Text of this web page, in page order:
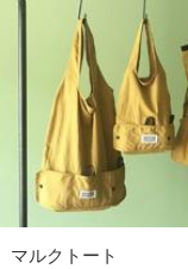
マルクトート